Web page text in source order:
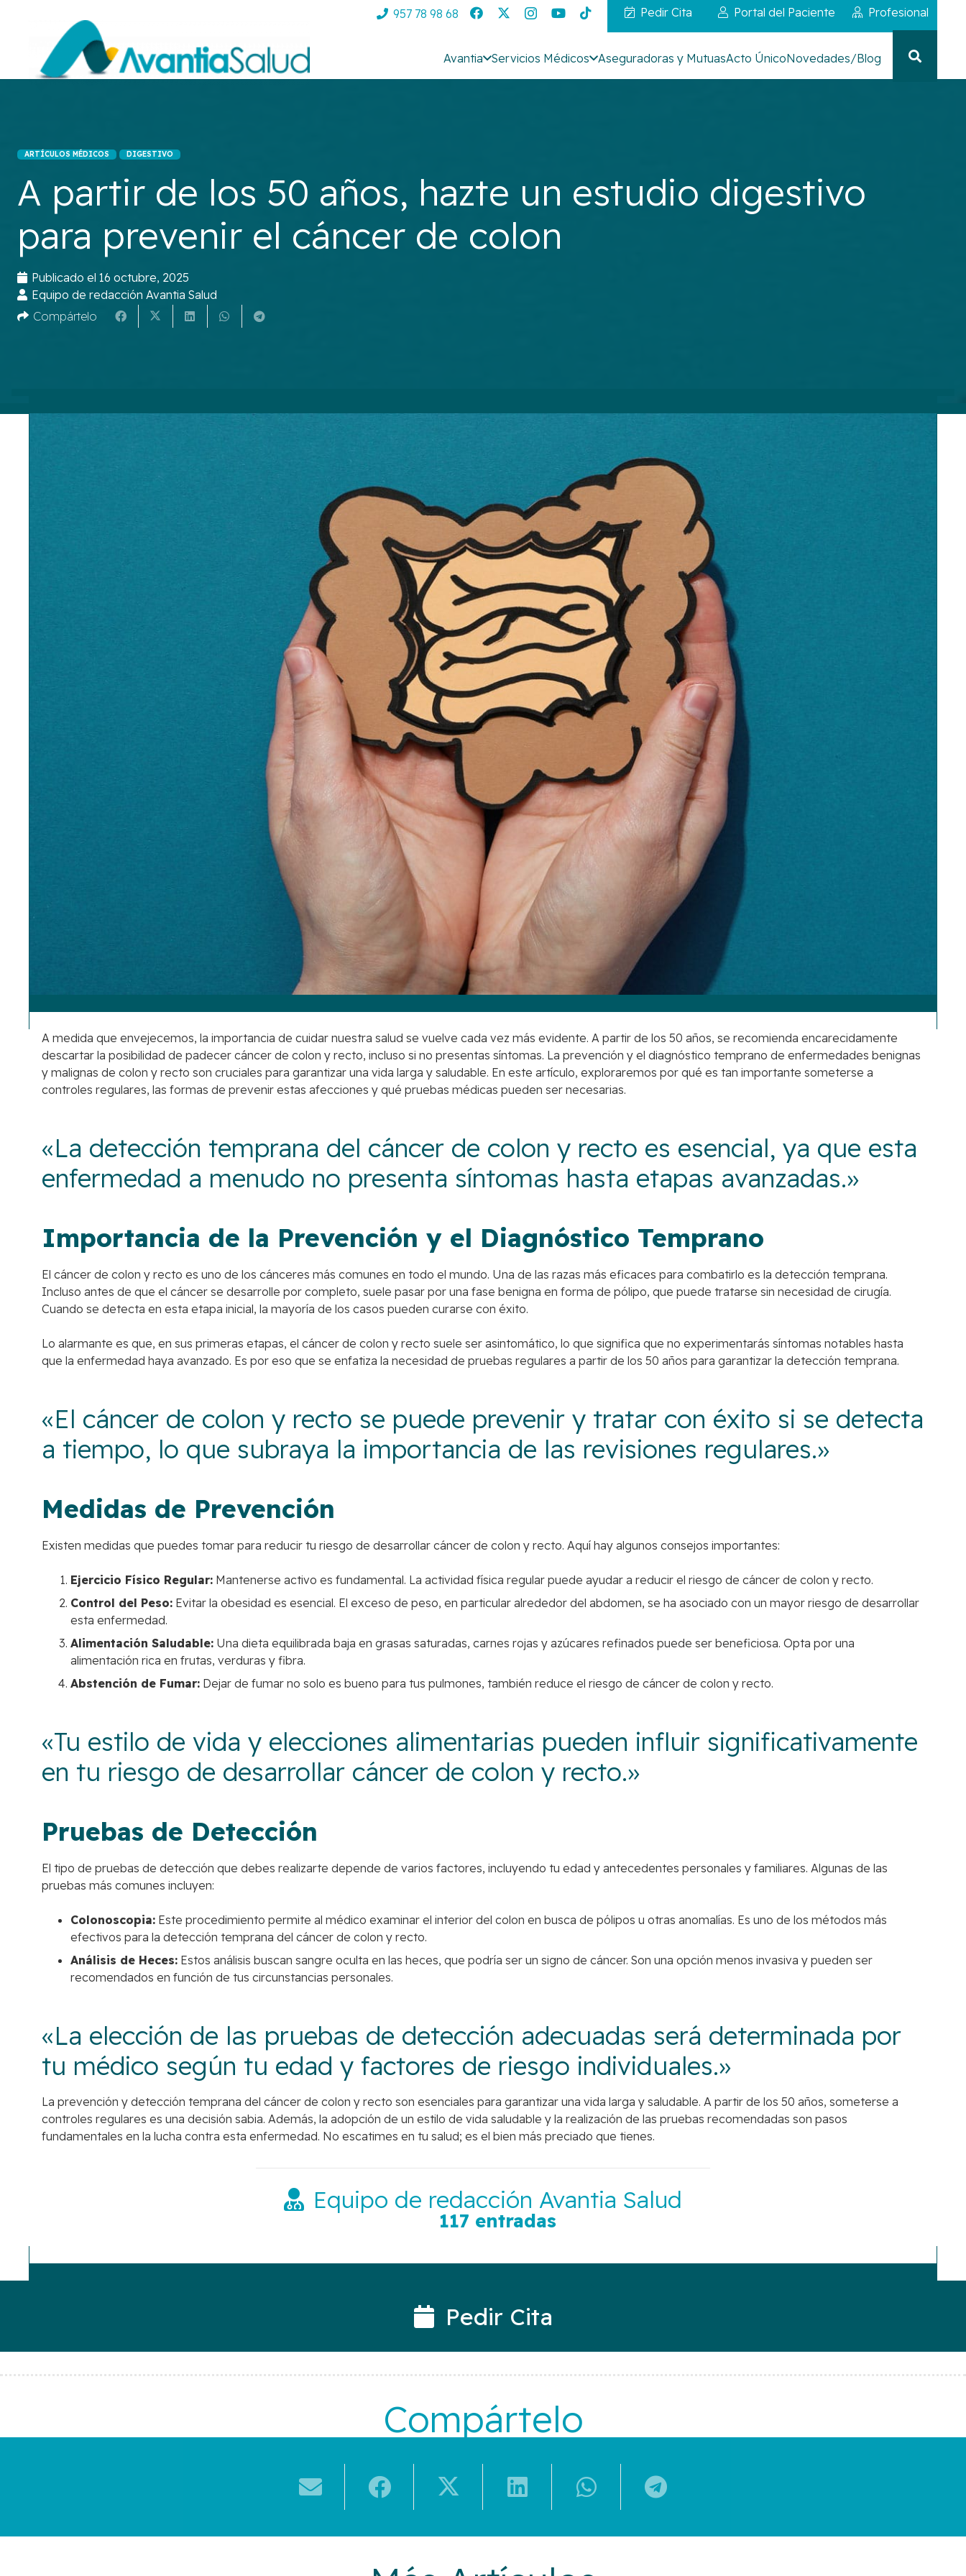
957 78 98 68 Pedir Cita Portal del Paciente Profesional
Avantia Servicios Médicos Aseguradoras y MutuasActo ÚnicoNovedades/Blog
ARTÍCULOS MÉDICOS DIGESTIVO
A partir de los 50 años, hazte un estudio digestivo
para prevenir el cáncer de colon
Publicado el16 octubre, 2025
Equipo de redacción Avantia Salud
Compártelo
A medida que envejecemos, la importancia de cuidar nuestra salud se vuelve cada vez más evidente. A partir de los 50 años, se recomienda encarecidamente
descartar la posibilidad de padecer cáncer de colon y recto, incluso si no presentas síntomas. La prevención y el diagnóstico temprano de enfermedades benignas
y malignas de colon y recto son cruciales para garantizar una vida larga y saludable. En este artículo, exploraremos por qué es tan importante someterse a
controles regulares, las formas de prevenir estas afecciones y qué pruebas médicas pueden ser necesarias.
«La detección temprana del cáncer de colon y recto es esencial, ya que esta
enfermedad a menudo no presenta síntomas hasta etapas avanzadas.»
Importancia de la Prevención y el Diagnóstico Temprano
El cáncer de colon y recto es uno de los cánceres más comunes en todo el mundo. Una de las razas más eficaces para combatirlo es la detección temprana.
Incluso antes de que el cáncer se desarrolle por completo, suele pasar por una fase benigna en forma de pólipo, que puede tratarse sin necesidad de cirugía.
Cuando se detecta en esta etapa inicial, la mayoría de los casos pueden curarse con éxito.
Lo alarmante es que, en sus primeras etapas, el cáncer de colon y recto suele ser asintomático, lo que significa que no experimentarás síntomas notables hasta
que la enfermedad haya avanzado. Es por eso que se enfatiza la necesidad de pruebas regulares a partir de los 50 años para garantizar la detección temprana.
«El cáncer de colon y recto se puede prevenir y tratar con éxito si se detecta
a tiempo, lo que subraya la importancia de las revisiones regulares.»
Medidas de Prevención
Existen medidas que puedes tomar para reducir tu riesgo de desarrollar cáncer de colon y recto. Aquí hay algunos consejos importantes:
Ejercicio Físico Regular:Mantenerse activo es fundamental. La actividad física regular puede ayudar a reducir el riesgo de cáncer de colon y recto.
Control del Peso:Evitar la obesidad es esencial. El exceso de peso, en particular alrededor del abdomen, se ha asociado con un mayor riesgo de desarrollar
esta enfermedad.
Alimentación Saludable:Una dieta equilibrada baja en grasas saturadas, carnes rojas y azúcares refinados puede ser beneficiosa. Opta por una
alimentación rica en frutas, verduras y fibra.
Abstención de Fumar:Dejar de fumar no solo es bueno para tus pulmones, también reduce el riesgo de cáncer de colon y recto.
«Tu estilo de vida y elecciones alimentarias pueden influir significativamente
en tu riesgo de desarrollar cáncer de colon y recto.»
Pruebas de Detección
El tipo de pruebas de detección que debes realizarte depende de varios factores, incluyendo tu edad y antecedentes personales y familiares. Algunas de las
pruebas más comunes incluyen:
Colonoscopia:Este procedimiento permite al médico examinar el interior del colon en busca de pólipos u otras anomalías. Es uno de los métodos más
efectivos para la detección temprana del cáncer de colon y recto.
Análisis de Heces:Estos análisis buscan sangre oculta en las heces, que podría ser un signo de cáncer. Son una opción menos invasiva y pueden ser
recomendados en función de tus circunstancias personales.
«La elección de las pruebas de detección adecuadas será determinada por
tu médico según tu edad y factores de riesgo individuales.»
La prevención y detección temprana del cáncer de colon y recto son esenciales para garantizar una vida larga y saludable. A partir de los 50 años, someterse a
controles regulares es una decisión sabia. Además, la adopción de un estilo de vida saludable y la realización de las pruebas recomendadas son pasos
fundamentales en la lucha contra esta enfermedad. No escatimes en tu salud; es el bien más preciado que tienes.
Equipo de redacción Avantia Salud
117 entradas
Pedir Cita
Compártelo